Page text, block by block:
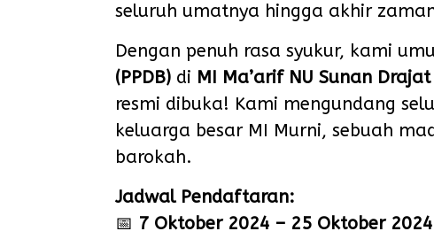
seluruh umatnya hingga akhir
Dengan penuh rasa syukur, kami
(PPDB) di MI Ma’arif NU Sunan
resmi dibuka! Kami mengundang
keluarga besar MI Murni, sebuah
barokah.
Jadwal Pendaftaran:
📅 7 Oktober 2024 – 25 Oktober 2024